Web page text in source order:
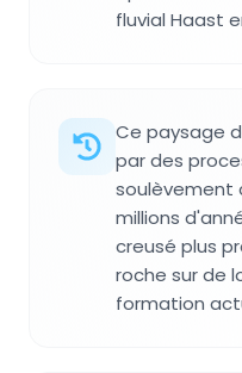
fluvial Haast
Ce paysage
par des
soulèvement
millions
creusé plus
roche sur de
formation